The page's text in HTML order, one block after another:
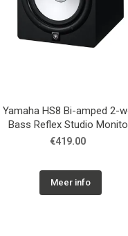
Yamaha HS8 Bi-amped 2-
Bass Reflex Studio
zwart
€419.00
Meer info